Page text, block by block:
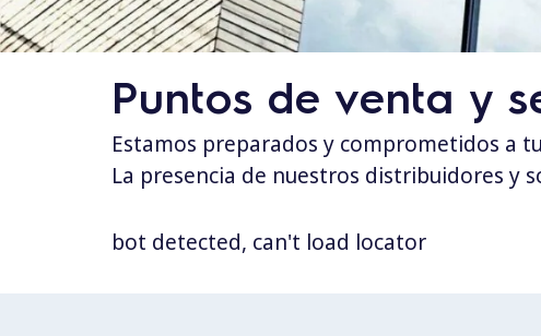
Puntos de venta y
Estamos preparados y comprometidos a
La presencia de nuestros distribuidores y
bot detected, can't load locator